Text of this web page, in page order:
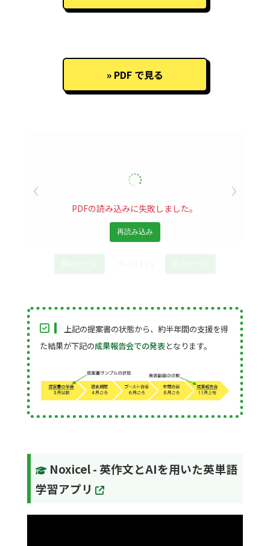
PDF で見る
PDFの読み込みに失敗しました。
再読み込み
‹ ›
上記の提案書の状態から、約半年間の支援を得
た結果が下記の成果報告会での発表となります。
Noxicel - 英作文とAIを用いた英単語
学習アプリ